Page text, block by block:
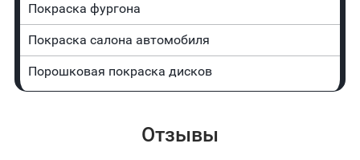
Покраска фургона
Покраска салона автомобиля
Порошковая покраска дисков
Отзывы